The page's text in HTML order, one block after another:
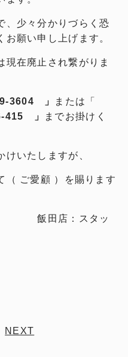
、少々分かりづらく恐
願い申し上げます。
現在廃止され繋がりま
3604 」
または「
415 」
までお掛けく
けいたしますが、
（ ご愛顧 ）を賜ります
スタッ
NEXT